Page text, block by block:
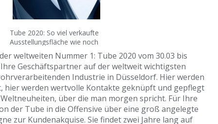
Tube 2020: So viel verkaufte
Ausstellungsfläche wie noch
nie zuvor
weltweiten Nummer 1: Tube 2020 vom 30.03 bis
Ihre Geschäftspartner auf der weltweit wichtigsten
Industrie in Düsseldorf. Hier werden
hier werden wertvolle Kontakte geknüpft und gepflegt
über die man morgen spricht. Für Ihre
der Tube in die Offensive über eine groß angelegte
zur Kundenakquise. Sie findet zwei Jahre lang auf